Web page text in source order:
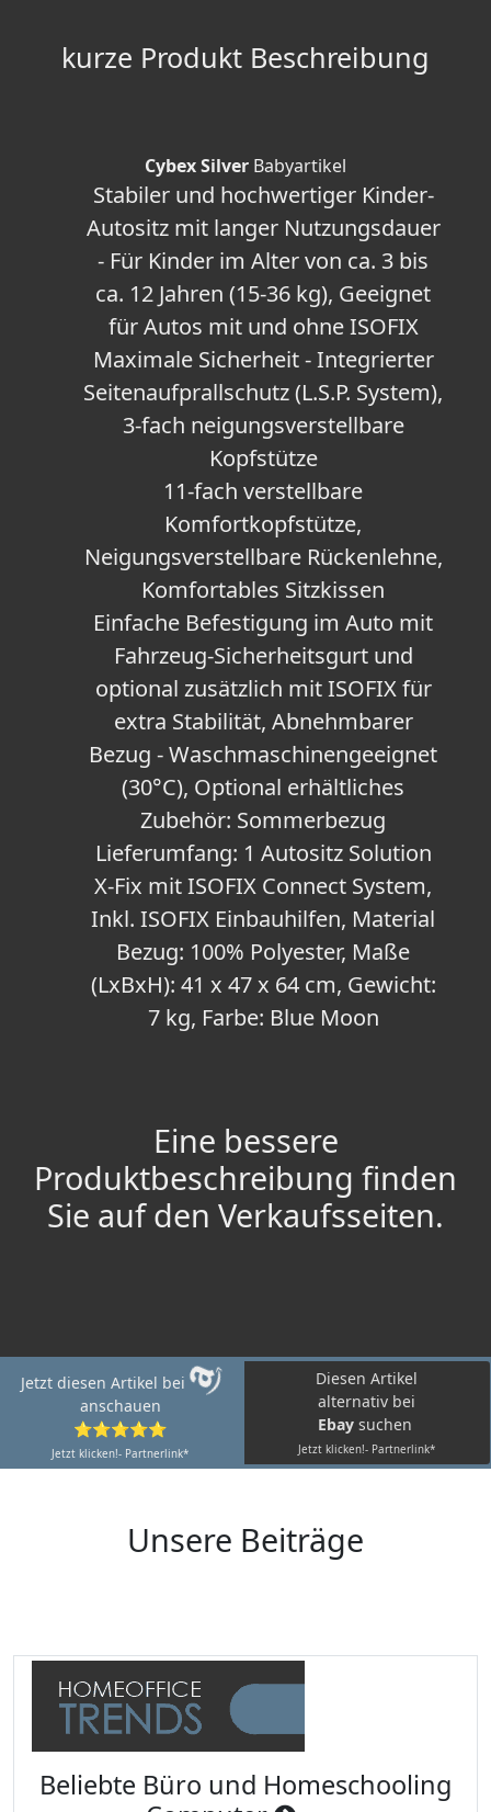
kurze Produkt Beschreibung
Cybex Silver Babyartikel
Stabiler und hochwertiger Kinder-
Autositz mit langer Nutzungsdauer
- Für Kinder im Alter von ca. 3 bis
ca. 12 Jahren (15-36 kg), Geeignet
für Autos mit und ohne ISOFIX
Maximale Sicherheit - Integrierter
Seitenaufprallschutz (L.S.P. System),
3-fach neigungsverstellbare
Kopfstütze
11-fach verstellbare
Komfortkopfstütze,
Neigungsverstellbare Rückenlehne,
Komfortables Sitzkissen
Einfache Befestigung im Auto mit
Fahrzeug-Sicherheitsgurt und
optional zusätzlich mit ISOFIX für
extra Stabilität, Abnehmbarer
Bezug - Waschmaschinengeeignet
(30°C), Optional erhältliches
Zubehör: Sommerbezug
Lieferumfang: 1 Autositz Solution
X-Fix mit ISOFIX Connect System,
Inkl. ISOFIX Einbauhilfen, Material
Bezug: 100% Polyester, Maße
(LxBxH): 41 x 47 x 64 cm, Gewicht:
7 kg, Farbe: Blue Moon
Eine bessere
Produktbeschreibung finden
Sie auf den Verkaufsseiten.
Jetzt diesen Artikel bei
anschauen
⭐⭐⭐⭐⭐
Jetzt klicken!- Partnerlink*
Diesen Artikel
alternativ bei
Ebay suchen
Jetzt klicken!- Partnerlink*
Unsere Beiträge
Beliebte Büro und Homeschooling